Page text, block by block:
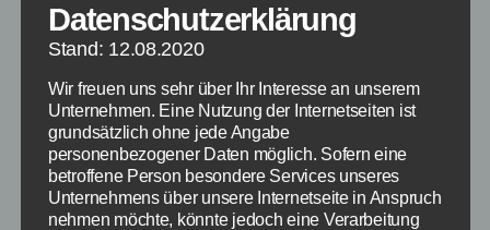
Sebastian Vettel hat das Formel 1 Rennen in
Malaysia am 29.3.2015 gewonnen und holt
damit den ersten Ferrari Sieg seit fast 2 Jahren.
In der gesamten Saison 2014 nämlich holte
Ferrari keinen einzigen Sieg. Der letzte Sieg für
Ferrari kam durch Alonso am 12. Mai 2013 in
Barcelona. Auf Platz 2 und 3 folgten die […]
Datenschutzerklärung
Stand: 12.08.2020
Wir freuen uns sehr über Ihr Interesse an unserem
Unternehmen. Eine Nutzung der Internetseiten ist
grundsätzlich ohne jede Angabe
personenbezogener Daten möglich. Sofern eine
betroffene Person besondere Services unseres
Unternehmens über unsere Internetseite in Anspruch
nehmen möchte, könnte jedoch eine Verarbeitung